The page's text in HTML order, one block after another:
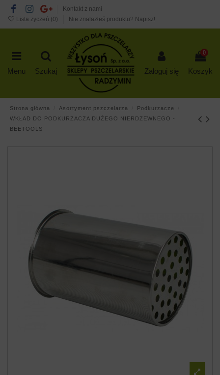
Kontakt z nami
Lista życzeń (0) Nie znalazłeś produktu? Napisz!
Menu Szukaj Zaloguj się
0
Koszyk
Strona główna Asortyment pszczelarza
Podkurzacze
WKŁAD DO PODKURZACZA DUŻEGO NIERDZEWNEGO -
BEETOOLS